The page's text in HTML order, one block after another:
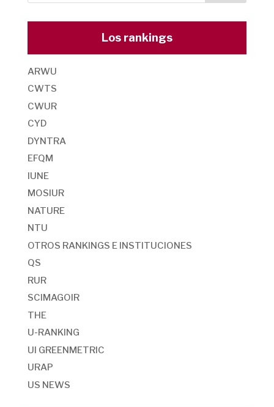
Los rankings
ARWU
CWTS
CWUR
CYD
DYNTRA
EFQM
IUNE
MOSIUR
NATURE
NTU
OTROS RANKINGS E INSTITUCIONES
QS
RUR
SCIMAGOIR
THE
U-RANKING
UI GREENMETRIC
URAP
US NEWS